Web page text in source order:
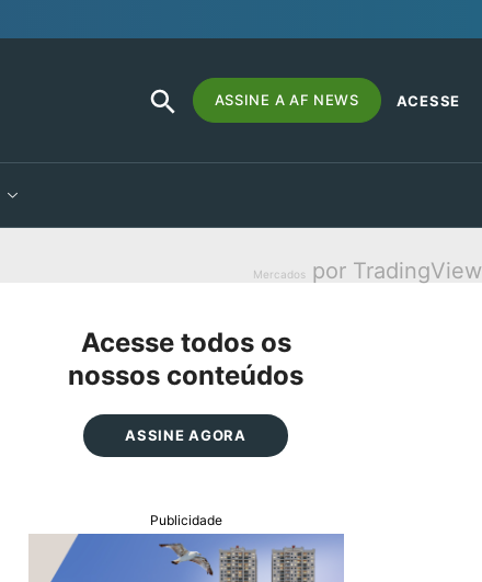
Search
for:
SEARCH
BUTTON
ASSINE A AF NEWS ACESSE
Mercados por TradingView
Acesse todos os
nossos conteúdos
ASSINE AGORA
Publicidade